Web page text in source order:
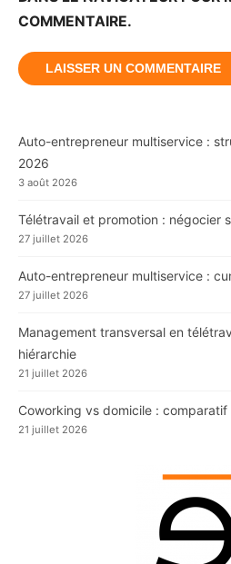
COMMENTAIRE.
Auto-entrepreneur multiservice :
2026
3 août 2026
Télétravail et promotion : négocier
27 juillet 2026
Auto-entrepreneur multiservice :
27 juillet 2026
Management transversal en
hiérarchie
21 juillet 2026
Coworking vs domicile :
21 juillet 2026